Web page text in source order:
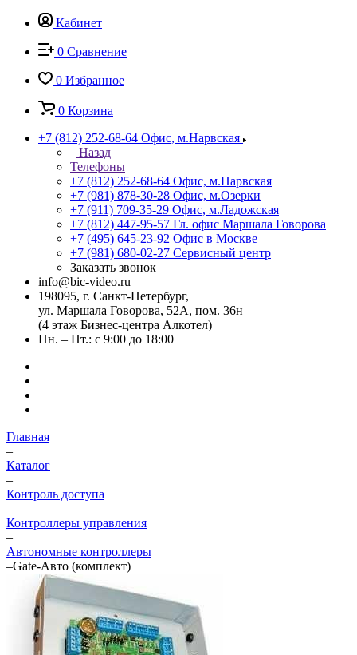
Кабинет
0 Сравнение
0 Избранное
0 Корзина
+7 (812) 252-68-64 Офис, м.Нарвская
Назад
Телефоны
+7 (812) 252-68-64 Офис, м.Нарвская
+7 (981) 878-30-28 Офис, м.Озерки
+7 (911) 709-35-29 Офис, м.Ладожская
+7 (812) 447-95-57 Гл. офис Маршала Говорова
+7 (495) 645-23-92 Офис в Москве
+7 (981) 680-02-27 Сервисный центр
Заказать звонок
info@bic-video.ru
198095, г. Санкт-Петербург,
ул. Маршала Говорова, 52А, пом. 36н
(4 этаж Бизнес-центра Алкотел)
Пн. – Пт.: с 9:00 до 18:00
Главная
–
Каталог
–
Контроль доступа
–
Контроллеры управления
–
Автономные контроллеры
–Gate-Авто (комплект)